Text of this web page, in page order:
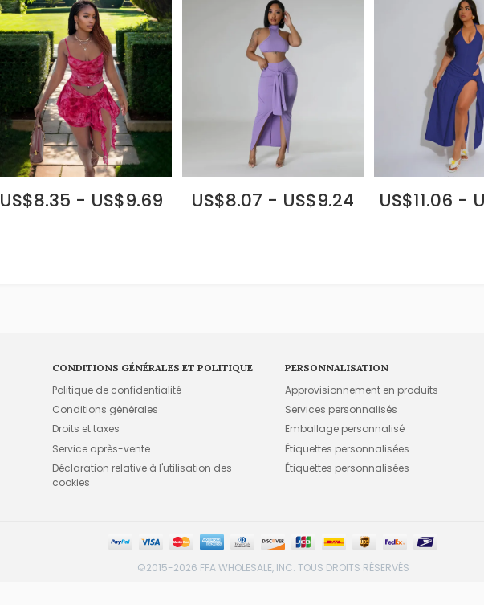
US$8.35 - US$9.69 US$8.07 - US$9.24 US$11.06 -
CONDITIONS GÉNÉRALES ET POLITIQUE
Politique de confidentialité
Conditions générales
Droits et taxes
Service après-vente
Déclaration relative à l'utilisation des
cookies
PERSONNALISATION
Approvisionnement en produits
Services personnalisés
Emballage personnalisé
Étiquettes personnalisées
Étiquettes personnalisées
©2015-2026 FFA WHOLESALE, INC. TOUS DROITS RÉSERVÉS